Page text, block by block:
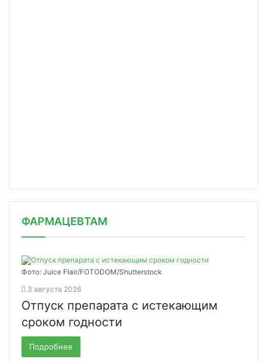
ФАРМАЦЕВТАМ
Фото: Juice Flair/FOTODOM/Shutterstoсk
3 августа 2026
Отпуск препарата с истекающим
сроком годности
Подробнее